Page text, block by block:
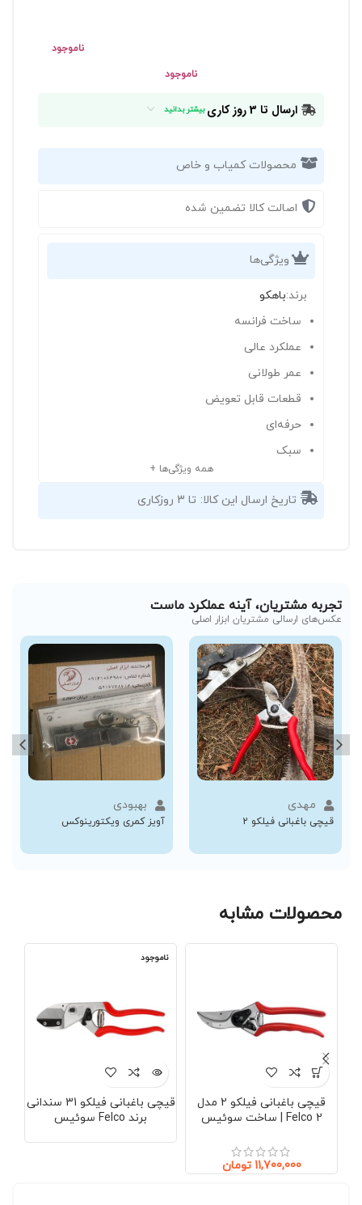
ناموجود
ناموجود
ارسال تا 3 روز کاری بیشتر بدانید
محصولات کمیاب و خاص
اصالت کالا تضمین شده
ویژگی‌ها
برند:باهکو
ساخت فرانسه
عملکرد عالی
عمر طولانی
قطعات قابل تعویض
حرفه‌ای
سبک
همه ویژگی‌ها +
تاریخ ارسال این کالا: تا 3 روزکاری
تجربه مشتریان، آینه عملکرد ماست
عکس‌های ارسالی مشتریان ابزار اصلی
مهدی
قیچی باغبانی فیلکو 2
بهبودی
آویز کمری ویکتورینوکس
محصولات مشابه
قیچی باغبانی فیلکو 2 مدل
Felco 2 | ساخت سوئیس
اصالت مادام‌العمر
11,700,000 تومان
ناموجود
قیچی باغبانی فیلکو 31 سندانی
برند Felco سوئیس